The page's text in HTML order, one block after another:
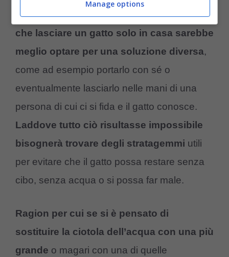
Partiamo dal presupposto che piuttosto
che lasciare un gatto solo in casa sarebbe
meglio optare per una soluzione diversa,
come ad esempio portarlo con sé o
eventualmente lasciarlo nelle mani di una
persona di cui ci si fida e il gatto conosce.
Laddove tutto ciò risultasse impossibile
bisognerà trovare degli stratagemmi utili
per evitare che il gatto possa restare senza
cibo, senza acqua o si possa far male.
Ragion per cui se si è pensato di
sostituire la ciotola dell’acqua con una più
grande o magari con una di quelle
Manage options